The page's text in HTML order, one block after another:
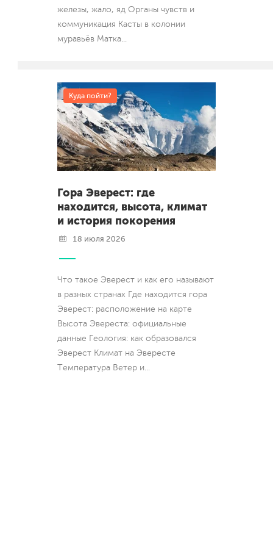
железы, жало, яд Органы чувств и
коммуникация Касты в колонии
муравьёв Матка
Куда пойти?
Гора Эверест: где
находится, высота, климат
и история покорения
18 июля 2026
Что такое Эверест и как его называют
в разных странах Где находится гора
Эверест: расположение на карте
Высота Эвереста: официальные
данные Геология: как образовался
Эверест Климат на Эвересте
Температура Ветер и